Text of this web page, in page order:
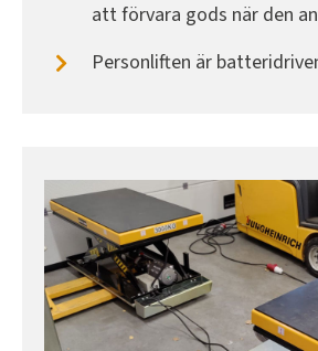
att förvara gods när den
Personliften är